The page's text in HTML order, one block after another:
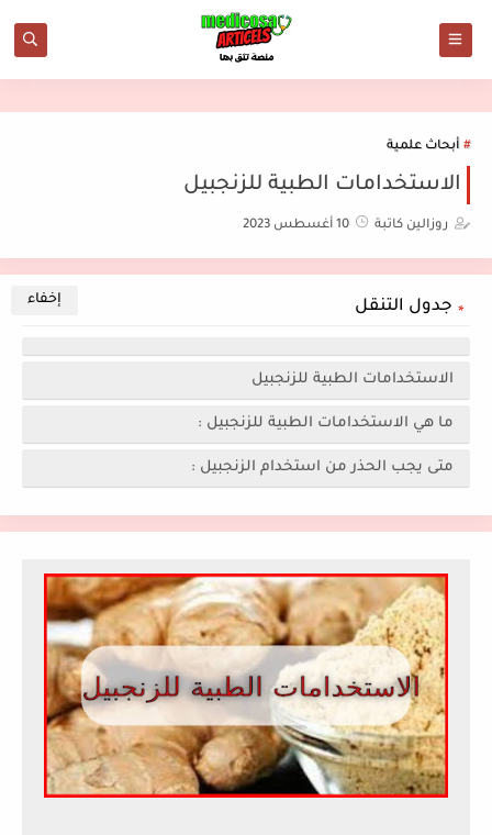
أبحاث علمية
الاستخدامات الطبية للزنجبيل
روزالين كاتبة 10 أغسطس 2023
جدول التنقل
الاستخدامات الطبية للزنجبيل
ما هي الاستخدامات الطبية للزنجبيل :
متى يجب الحذر من استخدام الزنجبيل :